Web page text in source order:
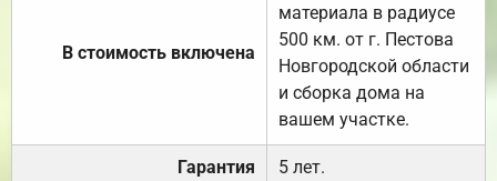
В стоимость включена
материала в радиусе
500 км. от г. Пестова
Новгородской области
и сборка дома на
вашем участке.
Гарантия 5 лет.